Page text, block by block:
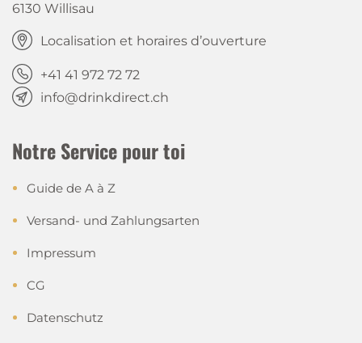
6130 Willisau
Localisation et horaires d’ouverture
+41 41 972 72 72
info@drinkdirect.ch
Notre Service pour toi
Guide de A à Z
Versand- und Zahlungsarten
Impressum
CG
Datenschutz